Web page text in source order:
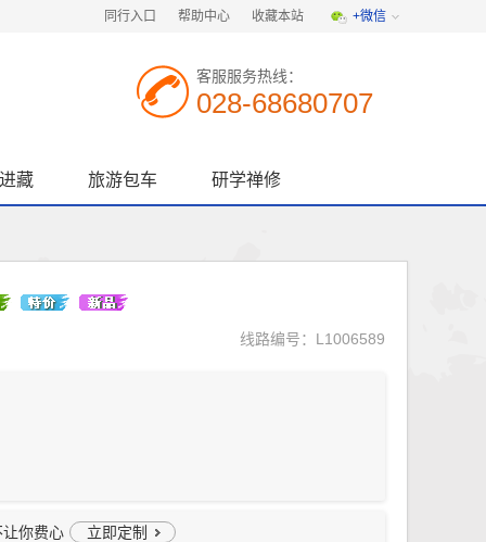
同行入口 帮助中心 收藏本站 +微信
客服服务热线：
028-68680707
藏 旅游包车 研学禅修
线路编号：L1006589
你费心 立即定制